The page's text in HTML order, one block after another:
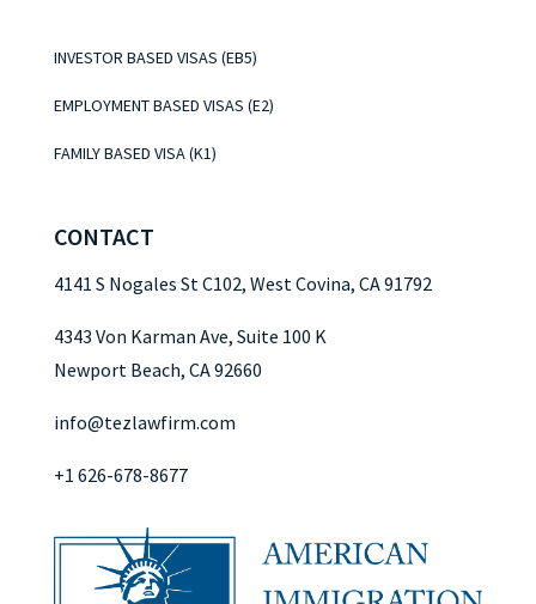
INVESTOR BASED VISAS (EB5)
EMPLOYMENT BASED VISAS (E2)
FAMILY BASED VISA (K1)
CONTACT
4141 S Nogales St C102, West Covina, CA 91792
4343 Von Karman Ave, Suite 100 K
Newport Beach, CA 92660
info@tezlawfirm.com
+1 626-678-8677